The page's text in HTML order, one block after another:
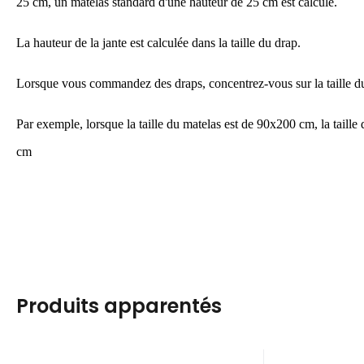
La hauteur de la jante est calculée dans la taille du drap.
Lorsque vous commandez des draps, concentrez-vous sur la taille
Par exemple, lorsque la taille du matelas est de 90x200 cm, la
cm
Produits apparentés